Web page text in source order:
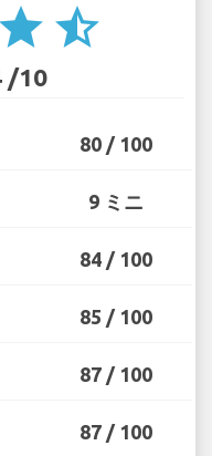
star star_half
/10
80 / 100
9 ミニ
84 / 100
85 / 100
87 / 100
87 / 100